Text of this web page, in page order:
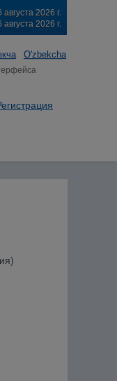
2026 г.
2026 г.
O'zbekcha